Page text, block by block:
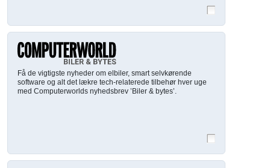
Få de vigtigste nyheder om elbiler, smart selvkørende
software og alt det lækre tech-relaterede tilbehør hver uge
med Computerworlds nyhedsbrev ’Biler & bytes’.